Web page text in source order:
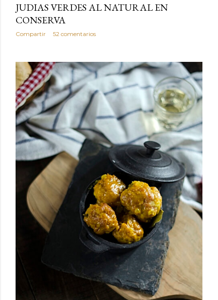
JUDIAS VERDES AL NATURAL EN
CONSERVA
Compartir 52 comentarios